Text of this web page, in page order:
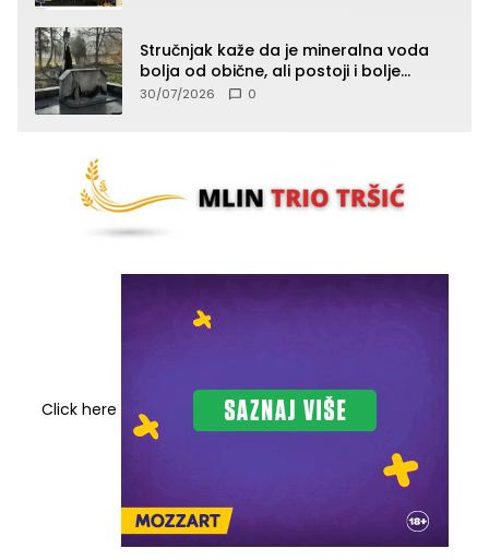
Stručnjak kaže da je mineralna voda
bolja od obične, ali postoji i bolje
rješenje
30/07/2026 0
Click here